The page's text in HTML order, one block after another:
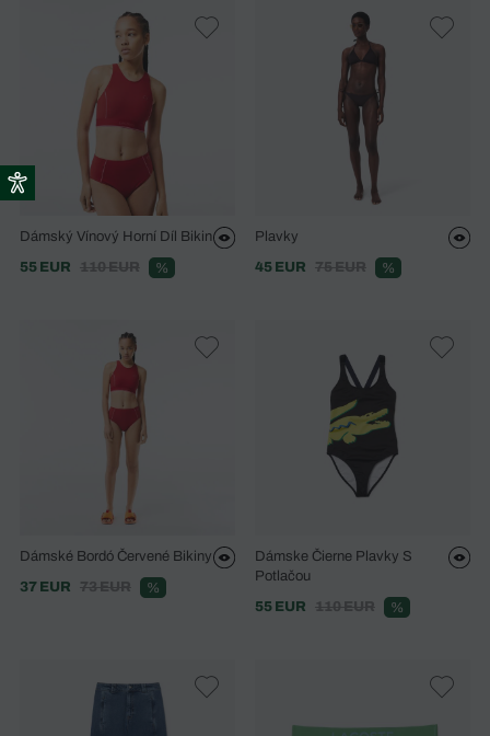
Dámský Vínový Horní Díl Bikin
55 EUR
110 EUR %
Plavky
45 EUR
75 EUR %
Dámské Bordó Červené Bikiny
37 EUR
73 EUR %
Dámske Čierne Plavky S
Potlačou
55 EUR
110 EUR %